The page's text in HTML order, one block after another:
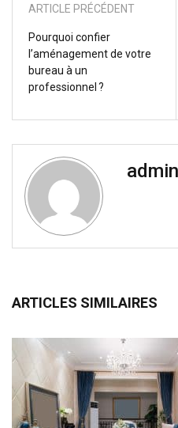
ARTICLE PRÉCÉDENT
Pourquoi confier
l’aménagement de votre
bureau à un
professionnel ?
admin
ARTICLES SIMILAIRES